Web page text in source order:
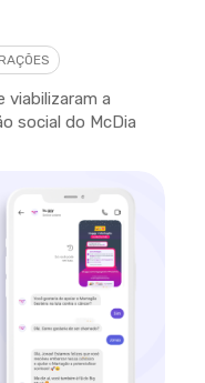
viabilizaram a
social do McDia